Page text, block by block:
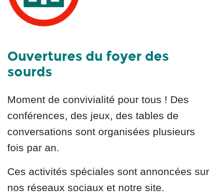
Ouvertures du foyer des
sourds
Moment de convivialité pour tous ! Des
conférences, des jeux, des tables de
conversations sont organisées plusieurs
fois par an.
Ces activités spéciales sont annoncées sur
nos réseaux sociaux et notre site.